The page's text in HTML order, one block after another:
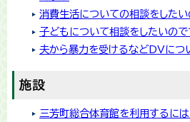
消費生活についての相談をした
子どもについて相談をしたいので
夫から暴力を受けるなどDVにつ
施設
三芳町総合体育館を利用するには